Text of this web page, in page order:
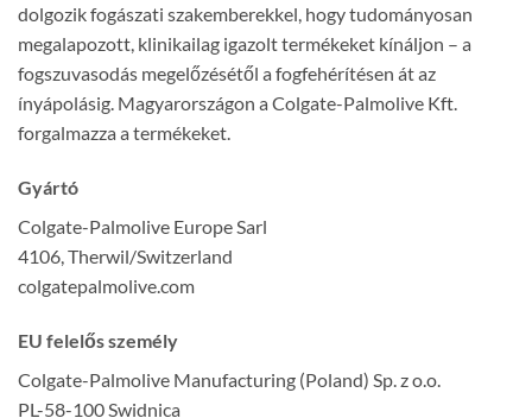
dolgozik fogászati szakemberekkel, hogy tudományosan
megalapozott, klinikailag igazolt termékeket kínáljon – a
fogszuvasodás megelőzésétől a fogfehérítésen át az
ínyápolásig. Magyarországon a Colgate-Palmolive Kft.
forgalmazza a termékeket.
Gyártó
Colgate-Palmolive Europe Sarl
4106, Therwil/Switzerland
colgatepalmolive.com
EU felelős személy
Colgate-Palmolive Manufacturing (Poland) Sp. z o.o.
PL-58-100 Swidnica